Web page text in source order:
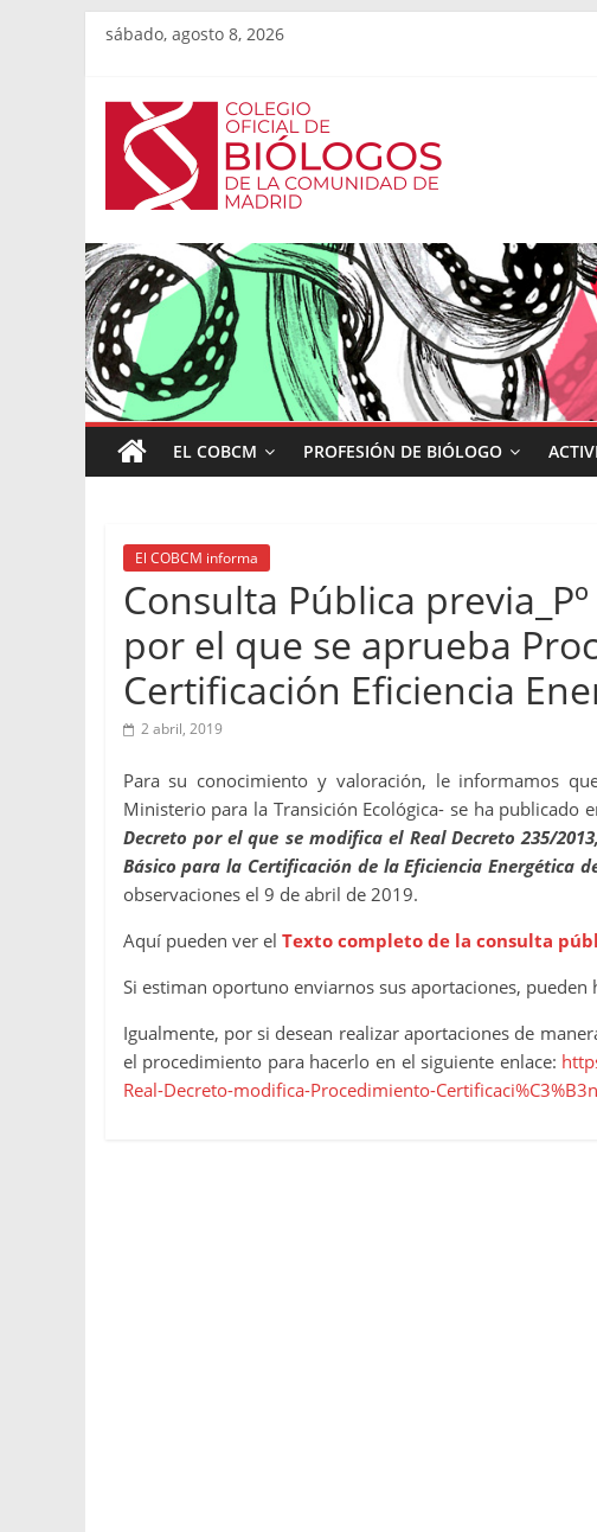
sábado, agosto 8, 2026
EL COBCM PROFESIÓN DE BIÓLOGO
El COBCM informa
Consulta Pública
por el que se aprueba
Certificación Eficiencia
2 abril, 2019
Para su conocimiento y valoración, le informamos
Ministerio para la Transición Ecológica- se ha
Decreto por el que se modifica el Real Decreto 235/
Básico para la Certificación de la Eficiencia Energética
observaciones el 9 de abril de 2019.
Aquí pueden ver el Texto completo de la consulta
Si estiman oportuno enviarnos sus aportaciones,
Igualmente, por si desean realizar aportaciones de
el procedimiento para hacerlo en el siguiente enlace:
Real-Decreto-modifica-Procedimiento-